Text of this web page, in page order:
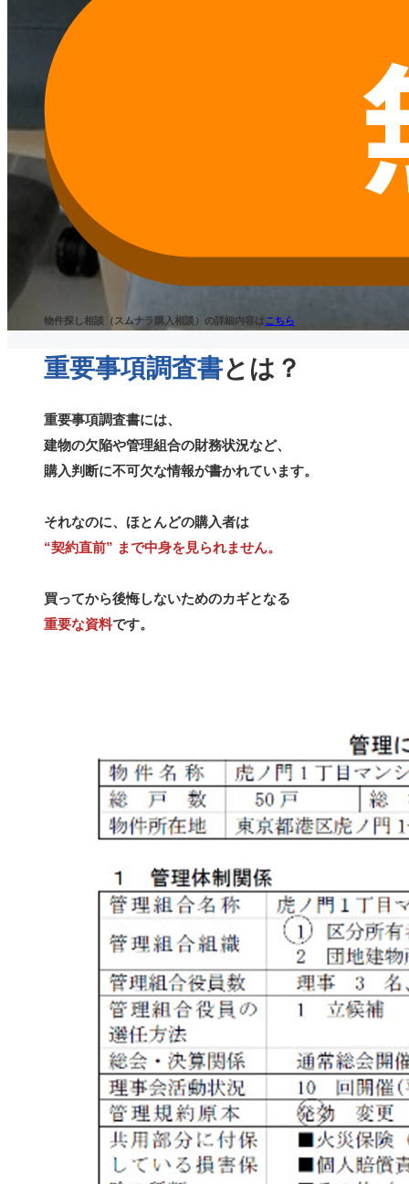
物件探し相談（スムナラ購入相談）の詳細内容はこちら
重要事項調査書とは？
重要事項調査書には、
建物の欠陥や管理組合の財務状況など、
購入判断に不可欠な情報が書かれています。
それなのに、ほとんどの購入者は
“契約直前” まで中身を見られません。
買ってから後悔しないためのカギとなる
重要な資料です。